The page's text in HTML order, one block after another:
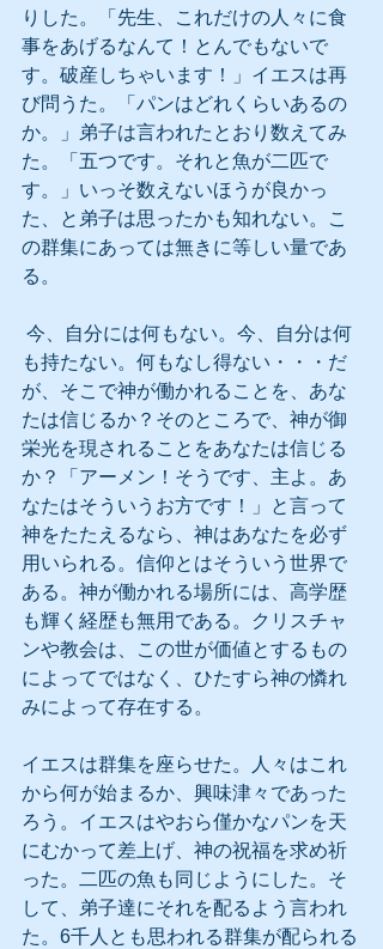
りした。「先生、これだけの人々に食
事をあげるなんて！とんでもないで
す。破産しちゃいます！」イエスは再
び問うた。「パンはどれくらいあるの
か。」弟子は言われたとおり数えてみ
た。「五つです。それと魚が二匹で
す。」いっそ数えないほうが良かっ
た、と弟子は思ったかも知れない。こ
の群集にあっては無きに等しい量であ
る。
も持たない。何もなし得ない・・・だ
が、そこで神が働かれることを、あな
たは信じるか？そのところで、神が御
栄光を現されることをあなたは信じる
か？「アーメン！そうです、主よ。あ
なたはそういうお方です！」と言って
神をたたえるなら、神はあなたを必ず
用いられる。信仰とはそういう世界で
ある。神が働かれる場所には、高学歴
も輝く経歴も無用である。クリスチャ
ンや教会は、この世が価値とするもの
によってではなく、ひたすら神の憐れ
みによって存在する。
イエスは群集を座らせた。人々はこれ
から何が始まるか、興味津々であった
ろう。イエスはやおら僅かなパンを天
にむかって差上げ、神の祝福を求め祈
った。二匹の魚も同じようにした。そ
して、弟子達にそれを配るよう言われ
た。6千人とも思われる群集が配られる